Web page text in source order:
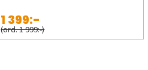
1 399:-
(ord. 1 999:-)